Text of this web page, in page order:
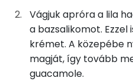
1gsó
0g fekete bors
0gcayenne
Nátrium
Kálcium
Foszfor
Vágjuk apróra a lila
a bazsalikomot. Ezzel
krémet. A közepébe
magját, így tovább
guacamole.